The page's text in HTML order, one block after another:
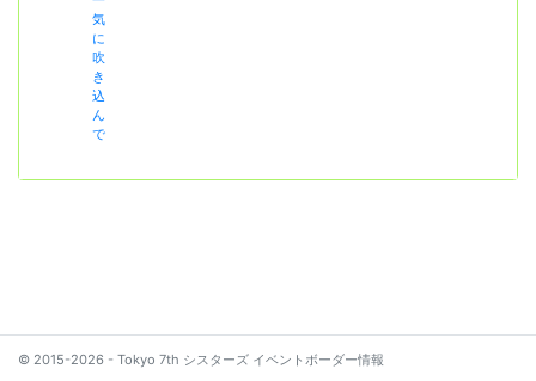
気
に
吹
き
込
ん
で
© 2015-2026 - Tokyo 7th シスターズ イベントボーダー情報